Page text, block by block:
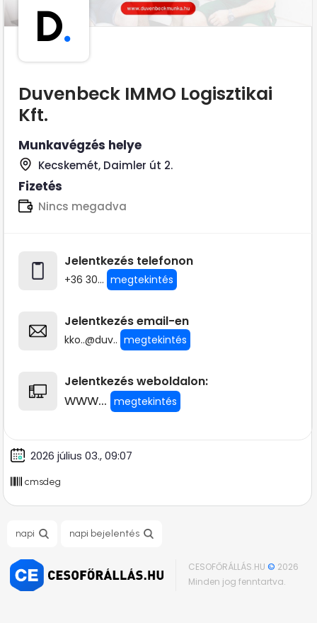
D.
Duvenbeck IMMO Logisztikai
Kft.
Munkavégzés helye
Kecskemét, Daimler út 2.
Fizetés
Nincs megadva
Jelentkezés telefonon
+36 30... megtekintés
Jelentkezés email-en
kko..@duv.. megtekintés
Jelentkezés weboldalon:
www... megtekintés
2026 július 03., 09:07
cmsdeg
napi napi bejelentés
CESOFŐRÁLLÁS.HU© 2026
Minden jog fenntartva.